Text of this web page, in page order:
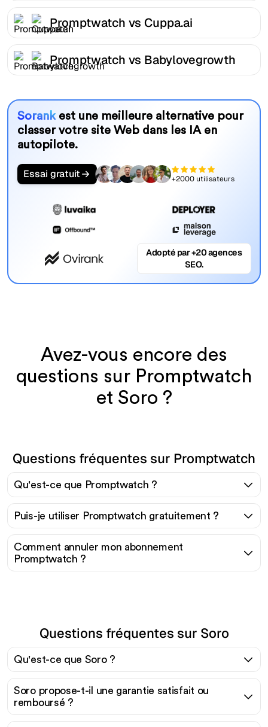
Promptwatch vs Cuppa.ai
Promptwatch vs Babylovegrowth
Sorankest une meilleure alternative pour
classer votre site Web dans les IA en
autopilote.
Essai gratuit +2000 utilisateurs
Adopté par +20 agences
SEO.
Avez-vous encore des
questions sur Promptwatch
et Soro ?
Questions fréquentes sur Promptwatch
Qu'est-ce que Promptwatch ?
Puis-je utiliser Promptwatch gratuitement ?
Comment annuler mon abonnement
Promptwatch ?
Questions fréquentes sur Soro
Qu'est-ce que Soro ?
Soro propose-t-il une garantie satisfait ou
remboursé ?